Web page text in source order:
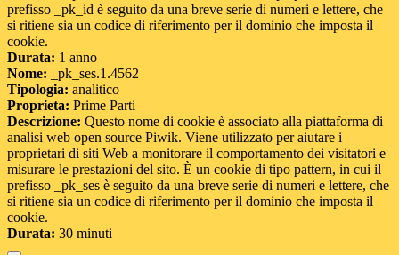
prefisso _pk_id è seguito da una breve serie di numeri e lettere, che
si ritiene sia un codice di riferimento per il dominio che imposta il
cookie.
Durata: 1 anno
Nome: _pk_ses.1.4562
Tipologia: analitico
Proprieta: Prime Parti
Descrizione: Questo nome di cookie è associato alla piattaforma di
analisi web open source Piwik. Viene utilizzato per aiutare i
proprietari di siti Web a monitorare il comportamento dei visitatori e
misurare le prestazioni del sito. È un cookie di tipo pattern, in cui il
prefisso _pk_ses è seguito da una breve serie di numeri e lettere, che
si ritiene sia un codice di riferimento per il dominio che imposta il
cookie.
Durata: 30 minuti